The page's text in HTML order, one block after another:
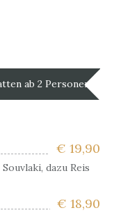
ab 2 Personen
€ 19,90
dazu Reis
€ 18,90